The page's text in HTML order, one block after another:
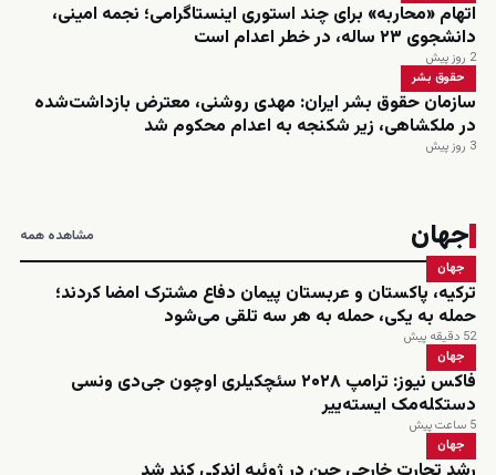
اتهام «محاربه» برای چند استوری اینستاگرامی؛ نجمه امینی،
دانشجوی ۲۳ ساله، در خطر اعدام است
2 روز پیش
حقوق بشر
سازمان حقوق بشر ایران: مهدی روشنی، معترض بازداشت‌شده
در ملکشاهی، زیر شکنجه به اعدام محکوم شد
3 روز پیش
جهان مشاهده همه
جهان
ترکیه، پاکستان و عربستان پیمان دفاع مشترک امضا کردند؛
حمله به یکی، حمله به هر سه تلقی می‌شود
52 دقیقه پیش
جهان
فاکس نیوز: ترامپ ۲۰۲۸ سئچکیلری اوچون جی‌دی ونسی
دستکله‌مک ایسته‌ییر
5 ساعت پیش
جهان